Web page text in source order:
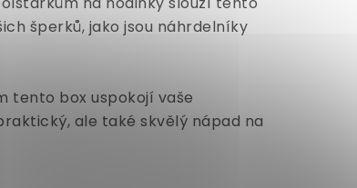
šperků, jako jsou náhrdelníky
tento box uspokojí vaše
ale také skvělý nápad na